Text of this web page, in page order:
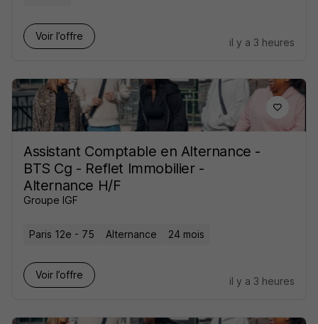
Voir l’offre
il y a 3 heures
Assistant Comptable en Alternance -
BTS Cg - Reflet Immobilier -
Alternance H/F
Groupe IGF
Paris 12e - 75 Alternance 24 mois
Voir l’offre
il y a 3 heures